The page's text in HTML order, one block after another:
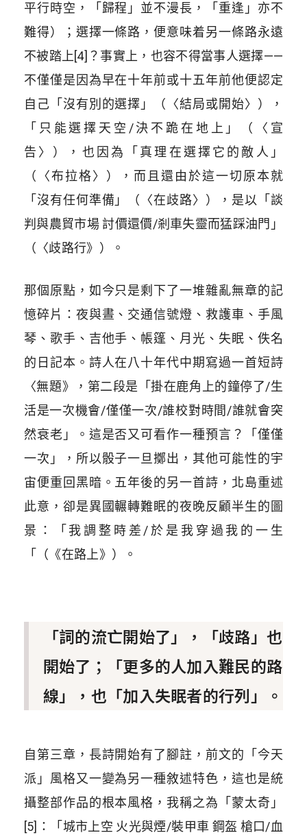
平行時空，「歸程」並不漫長，「重逢」亦不
難得）；選擇一條路，便意味着另一條路永遠
不被踏上[4]？事實上，也容不得當事人選擇——
不僅僅是因為早在十年前或十五年前他便認定
自己「沒有別的選擇」（〈結局或開始〉），
「只能選擇天空/決不跪在地上」（〈宣
告〉），也因為「真理在選擇它的敵人」
（〈布拉格〉），而且還由於這一切原本就
「沒有任何準備」（〈在歧路〉），是以「談
判與農貿市場 討價還價/剎車失靈而猛踩油門」
（〈歧路行》）。
那個原點，如今只是剩下了一堆雜亂無章的記
憶碎片：夜與晝、交通信號燈、救護車、手風
琴、歌手、吉他手、帳篷、月光、失眠、佚名
的日記本。 詩人在八十年代中期寫過一首短詩
〈無題》，第二段是「掛在鹿角上的鐘停了/生
活是一次機會/僅僅一次/誰校對時間/誰就會突
然衰老」。這是否又可看作一種預言？「僅僅
一次」，所以骰子一旦擲出，其他可能性的宇
宙便重回黑暗。五年後的另一首詩，北島重述
此意，卻是異國輾轉難眠的夜晚反顧半生的圖
景：「我調整時差/於是我穿過我的一生
「（《在路上》）。
「詞的流亡開始了」，「歧路」也
開始了；「更多的人加入難民的路
線」，也「加入失眠者的行列」。
自第三章，長詩開始有了腳註，前文的「今天
派」風格又一變為另一種敘述特色，這也是統
攝整部作品的根本風格，我稱之為「蒙太奇」
[5]：「城市上空 火光與煙/裝甲車 鋼盔 槍口/血